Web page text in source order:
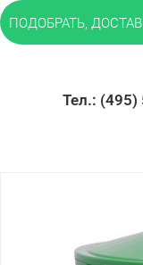
ПОДОБРАТЬ,